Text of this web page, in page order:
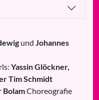
und Johannes
Yassin Glöckner,
Tim Schmidt
BolamChoreografie